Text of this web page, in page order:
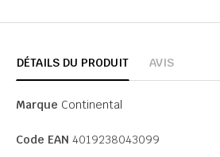
DÉTAILS DU PRODUIT AVIS
Marque Continental
Code EAN 4019238043099